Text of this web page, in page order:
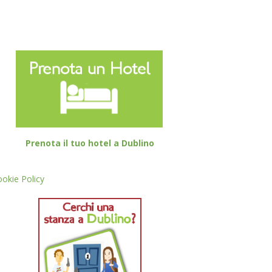
Prenota il tuo hotel a Dublino
Policy